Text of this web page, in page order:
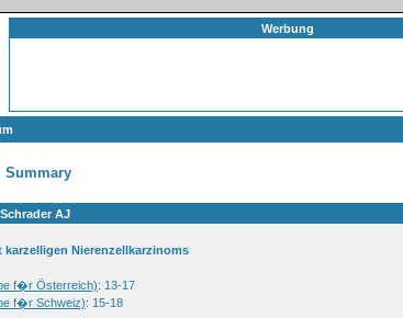
Werbung
Summary
Schrader AJ
Nierenzellkarzinoms
f�r Österreich): 13-17
f�r Schweiz): 15-18